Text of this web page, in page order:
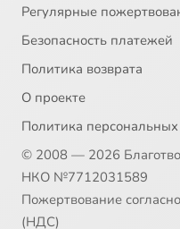
Регулярные
Безопасность платежей
Политика возврата
О проекте
Политика
© 2008 — 2026
НКО №7712031589
Пожертвование
(НДС)